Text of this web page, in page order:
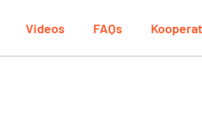
Videos FAQs